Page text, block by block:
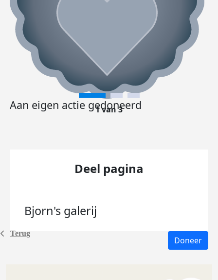
Terug
Aan eigen actie gedoneerd
1 van 3
Deel pagina
Bjorn's galerij
Doneer